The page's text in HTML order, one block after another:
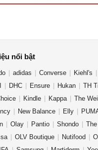
nổi bật
adidas Converse Kiehl's
DHC Ensure Hukan TH
Kindle Kappa
The
New Balance Elly
Olay Pantio Shondo
OLV Boutique Nutifood